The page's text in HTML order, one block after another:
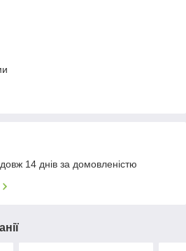
14 днів за домовленістю